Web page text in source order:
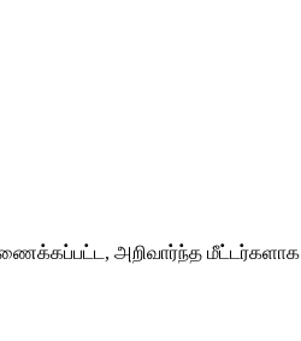
அறிவார்ந்த மீட்டர்களாக